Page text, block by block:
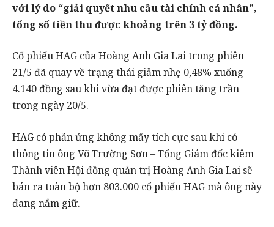
với lý do “giải quyết nhu cầu tài chính cá nhân”,
tổng số tiền thu được khoảng trên 3 tỷ đồng.
Cổ phiếu HAG của Hoàng Anh Gia Lai trong phiên
21/5 đã quay về trạng thái giảm nhẹ 0,48% xuống
4.140 đồng sau khi vừa đạt được phiên tăng trần
trong ngày 20/5.
HAG có phản ứng không mấy tích cực sau khi có
thông tin ông Võ Trường Sơn – Tổng Giám đốc kiêm
Thành viên Hội đồng quản trị Hoàng Anh Gia Lai sẽ
bán ra toàn bộ hơn 803.000 cổ phiếu HAG mà ông này
đang nắm giữ.